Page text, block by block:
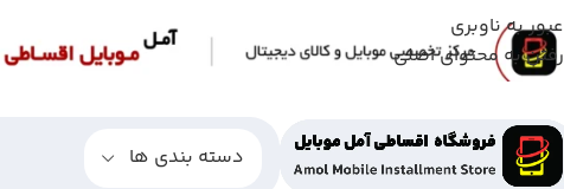
عبور به ناوبری
رفتن به محتوای اصلی
دسته بندی ها